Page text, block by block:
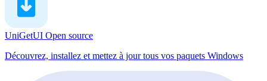
UniGetUI Open source
Découvrez, installez et mettez à jour tous vos paquets Windows